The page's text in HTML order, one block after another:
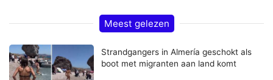
Meest gelezen
Strandgangers in Almería geschokt als
boot met migranten aan land komt